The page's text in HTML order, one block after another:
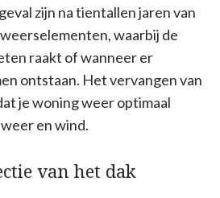
zijn na tientallen jaren van
waarbij de
raakt of wanneer er
ontstaan. Het vervangen van
je woning weer optimaal
en wind.
van het dak